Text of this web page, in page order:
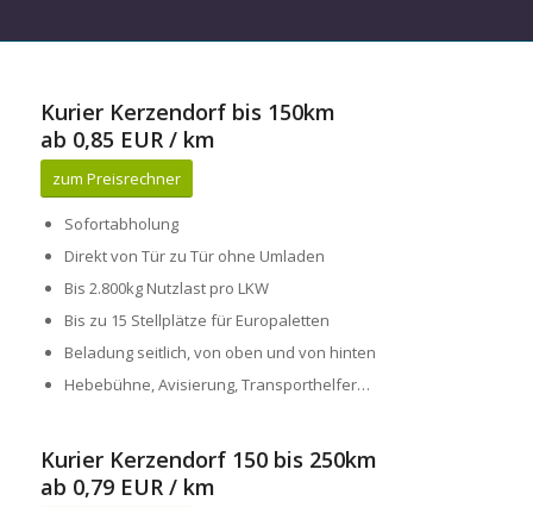
Kurier Kerzendorf bis 150km
ab 0,85 EUR / km
zum Preisrechner
Sofortabholung
Direkt von Tür zu Tür ohne Umladen
Bis 2.800kg Nutzlast pro LKW
Bis zu 15 Stellplätze für Europaletten
Beladung seitlich, von oben und von hinten
Hebebühne, Avisierung, Transporthelfer…
Kurier Kerzendorf 150 bis 250km
ab 0,79 EUR / km